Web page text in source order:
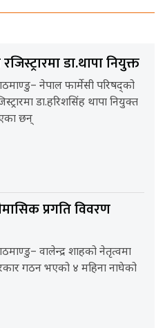
डा.थापा नियुक्त
नेपाल फार्मेसी परिषद्को
डा.हरिशसिंह थापा नियुक्त
छन्
प्रगति विवरण
वालेन्द्र शाहको नेतृत्वमा
गठन भएको ४ महिना नाघेको